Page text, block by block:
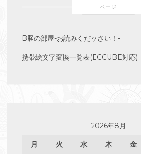
ページ
B豚の部屋-お読みくだッさい！-
携帯絵文字変換一覧表(ECCUBE対応)
2026年8月
月 火 水 木 金